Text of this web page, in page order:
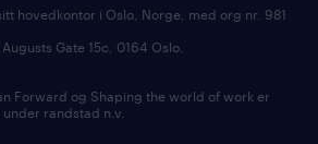
hovedkontor i Oslo, Norge, med org nr. 981
Gate 15c, 0164 Oslo.
Forward og Shaping the world of work er
randstad n.v.